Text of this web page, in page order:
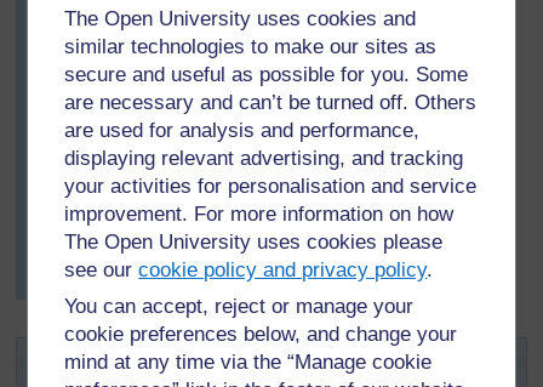
The Open University uses cookies and
similar technologies to make our sites as
secure and useful as possible for you. Some
are necessary and can’t be turned off. Others
are used for analysis and performance,
displaying relevant advertising, and tracking
your activities for personalisation and service
improvement. For more information on how
The Open University uses cookies please
see ourcookie policy and privacy policy.
You can accept, reject or manage your
cookie preferences below, and change your
mind at any time via the “Manage cookie
témoignages sur le même événement ? Ils discutent
pour savoir si les témoignages subjectifs du livre
peuvent être renforcés par les preuves historiques
objectives mises en avant par les historiens. Ils
décident que les deux donnent un point de vue. Le livre
est la perception des gens qui peuvent varier en
fonction de leurs visions politiques, mais le graphique
ne comporte que des faits.
À la fin, Mme Alognon Kayi résume pour sa classe la
différence entre les preuves subjectives et objectives
lorsqu'on regarde le passé.
Activité clé : Afficher des moments